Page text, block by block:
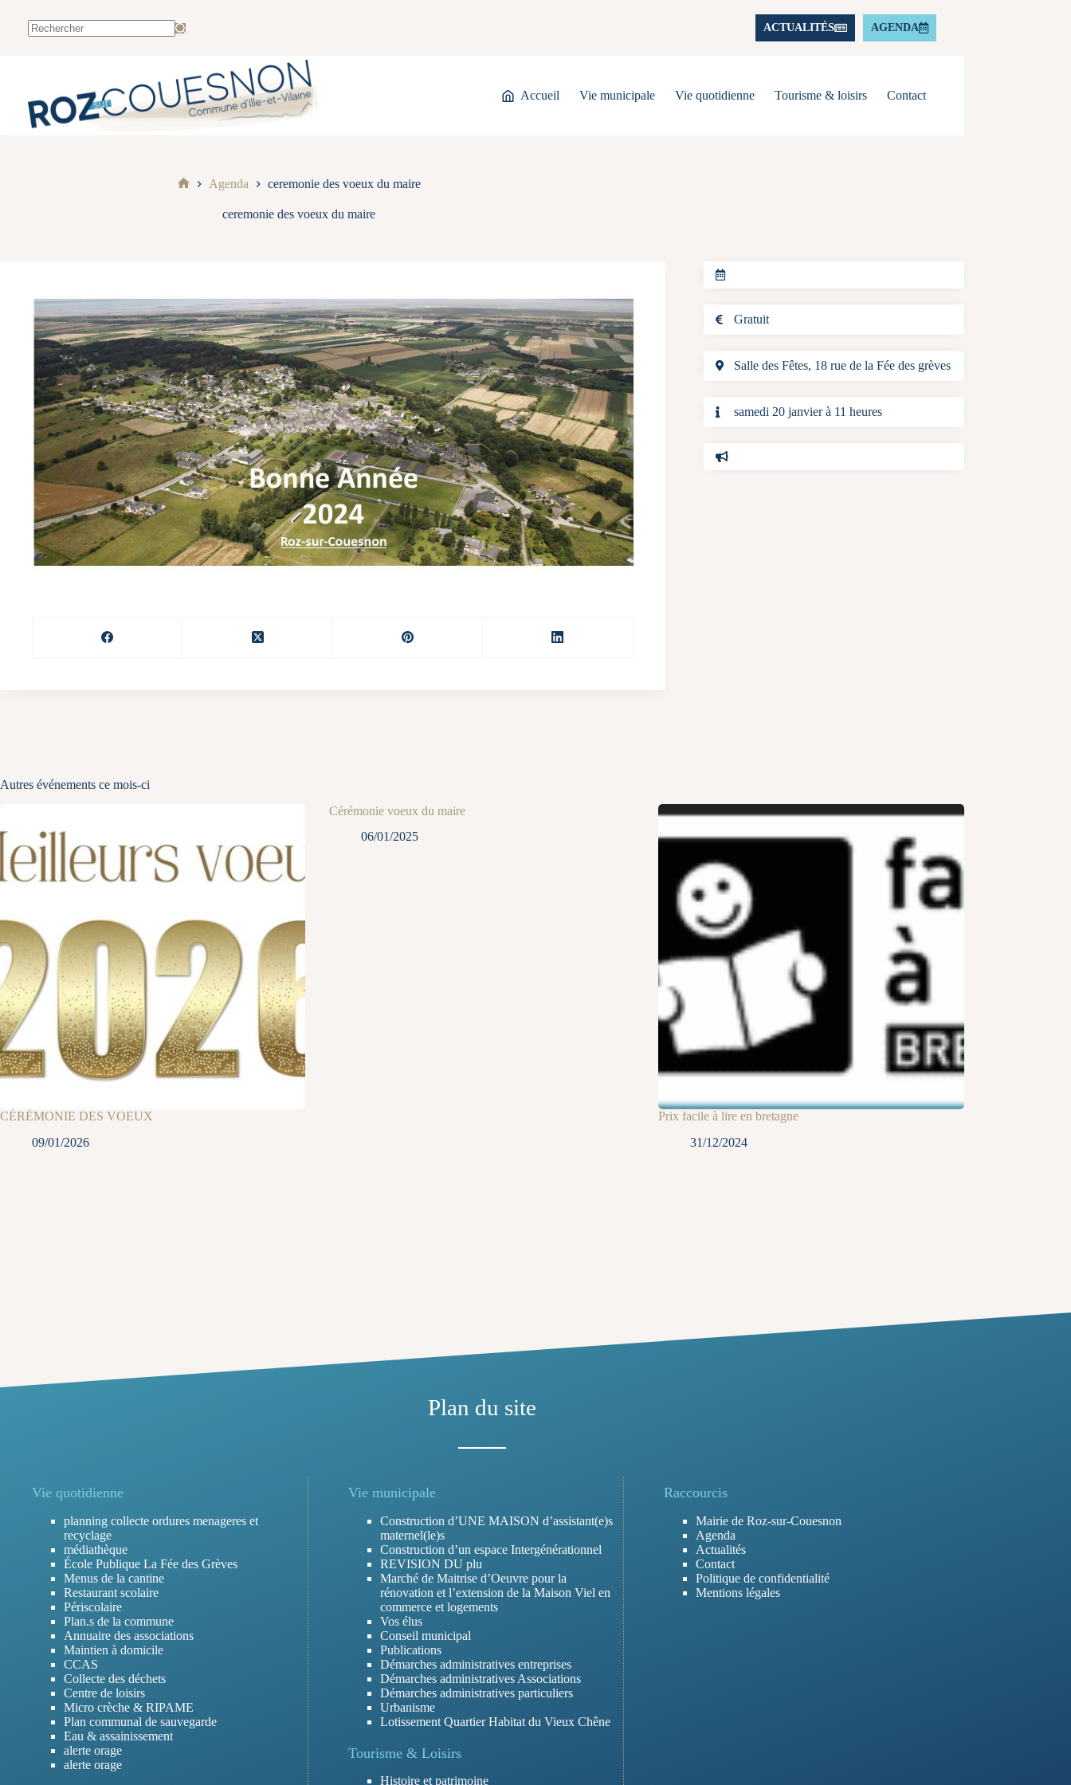
ACTUALITÉS AGENDA
Accueil Vie municipale Vie quotidienne Tourisme & loisirs Contact
Agenda ceremonie des voeux du maire
ceremonie des voeux du maire
Gratuit
Salle des Fêtes, 18 rue de la Fée des grèves
samedi 20 janvier à 11 heures
Autres événements ce mois-ci
CÉRÉMONIE DES VOEUX
09/01/2026
Cérémonie voeux du maire
06/01/2025
Prix facile à lire en bretagne
31/12/2024
Plan du site
Vie quotidienne
planning collecte ordures menageres et
recyclage
médiathèque
École Publique La Fée des Grèves
Menus de la cantine
Restaurant scolaire
Périscolaire
Plan.s de la commune
Annuaire des associations
Maintien à domicile
CCAS
Collecte des déchets
Centre de loisirs
Micro crèche & RIPAME
Plan communal de sauvegarde
Eau & assainissement
alerte orage
alerte orage
Vie municipale
Construction d’UNE MAISON d’assistant(e)s
maternel(le)s
Construction d’un espace Intergénérationnel
REVISION DU plu
Marché de Maitrise d’Oeuvre pour la
rénovation et l’extension de la Maison Viel en
commerce et logements
Vos élus
Conseil municipal
Publications
Démarches administratives entreprises
Démarches administratives Associations
Démarches administratives particuliers
Urbanisme
Lotissement Quartier Habitat du Vieux Chêne
Tourisme & Loisirs
Histoire et patrimoine
Raccourcis
Mairie de Roz-sur-Couesnon
Agenda
Actualités
Contact
Politique de confidentialité
Mentions légales